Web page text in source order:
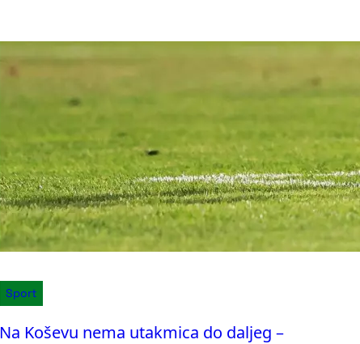
Sport
Na Koševu nema utakmica do daljeg –